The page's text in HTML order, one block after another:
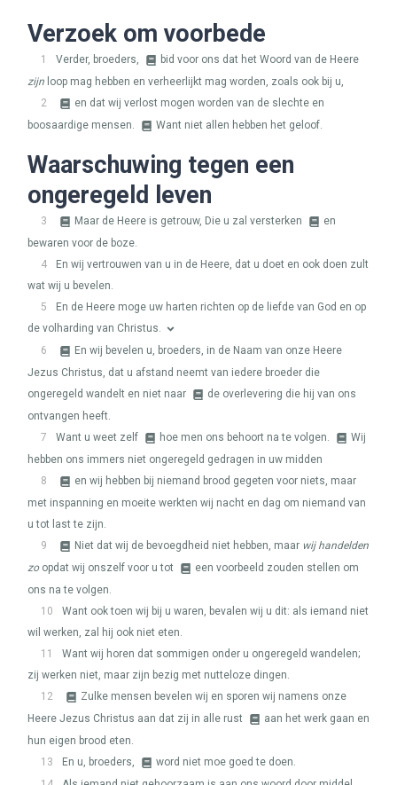
Verzoek om voorbede
1 Verder, broeders,
bid voor ons dat het Woord van de Heere
zijn loop mag hebben en verheerlijkt mag worden, zoals ook bij u,
2
en dat wij verlost mogen worden van de slechte en
boosaardige mensen.
Want niet allen hebben het geloof.
Waarschuwing tegen een
ongeregeld leven
3 Maar de Heere is getrouw, Die u zal versterken
en
bewaren voor de boze.
4
En wij vertrouwen van u in de Heere, dat u doet en ook doen zult
wat wij u bevelen.
5
En de Heere moge uw harten richten op de liefde van God en op
de volharding van Christus.
6
En wij bevelen u, broeders, in de Naam van onze Heere
Jezus Christus, dat u afstand neemt van iedere broeder die
ongeregeld wandelt en niet naar
de overlevering die hij van ons
ontvangen heeft.
7
Want u weet zelf hoe men ons behoort na te volgen.
Wij
hebben ons immers niet ongeregeld gedragen in uw midden
8
en wij hebben bij niemand brood gegeten voor niets, maar
met inspanning en moeite werkten wij nacht en dag om niemand van
u tot last te zijn.
9
Niet dat wij de bevoegdheid niet hebben, maar wij handelden
zoopdat wij onszelf voor u tot
een voorbeeld zouden stellen om
ons na te volgen.
10
Want ook toen wij bij u waren, bevalen wij u dit: als iemand niet
wil werken, zal hij ook niet eten.
11
Want wij horen dat sommigen onder u ongeregeld wandelen;
zij werken niet, maar zijn bezig met nutteloze dingen.
12
Zulke mensen bevelen wij en sporen wij namens onze
Heere Jezus Christus aan dat zij in alle rust
aan het werk gaan en
hun eigen brood eten.
13
En u, broeders,
word niet moe goed te doen.